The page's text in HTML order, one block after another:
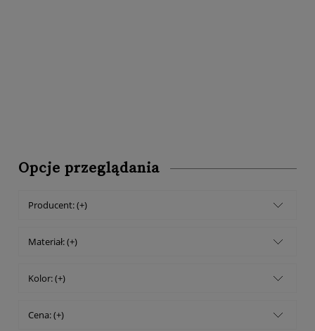
Opcje przeglądania
Producent: (+)
Materiał: (+)
Kolor: (+)
Cena: (+)